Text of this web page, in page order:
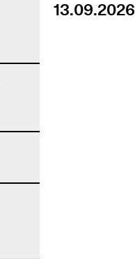
13.09.2026